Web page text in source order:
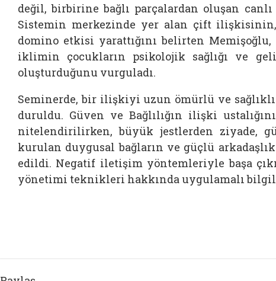
değil, birbirine bağlı parçalardan oluşan
Sistemin merkezinde yer alan çift
domino etkisi yarattığını belirten
iklimin çocukların psikolojik sağlığı ve
oluşturduğunu vurguladı.
Seminerde, bir ilişkiyi uzun ömürlü ve
duruldu. Güven ve Bağlılığın ilişki
nitelendirilirken, büyük jestlerden ziyade,
kurulan duygusal bağların ve güçlü
edildi. Negatif iletişim yöntemleriyle başa
yönetimi teknikleri hakkında uygulamalı